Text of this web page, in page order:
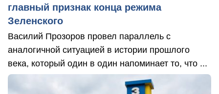
главный признак конца режима
Зеленского
Василий Прозоров провел параллель с
аналогичной ситуацией в истории прошлого
века, который один в один напоминает то, что ...